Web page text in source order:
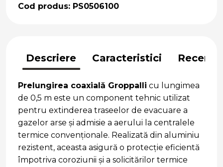
Cod produs: PS0506100
Descriere Caracteristici
Prelungirea coaxială Groppalli cu lungimea
de 0,5 m este un component tehnic utilizat
pentru extinderea traseelor de evacuare a
gazelor arse și admisie a aerului la centralele
termice convenționale. Realizată din aluminiu
rezistent, aceasta asigură o protecție eficientă
împotriva coroziunii și a solicitărilor termice